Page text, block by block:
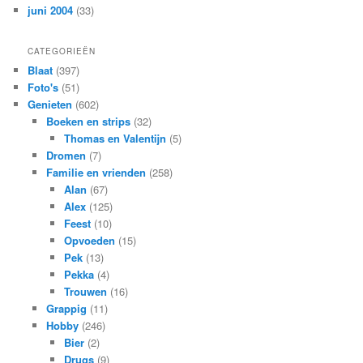
juni 2004 (33)
CATEGORIEËN
Blaat (397)
Foto's (51)
Genieten (602)
Boeken en strips(32)
Thomas en Valentijn (5)
Dromen (7)
Familie en vrienden (258)
Alan (67)
Alex (125)
Feest (10)
Opvoeden (15)
Pek (13)
Pekka (4)
Trouwen (16)
Grappig (11)
Hobby(246)
Bier (2)
Drugs (9)